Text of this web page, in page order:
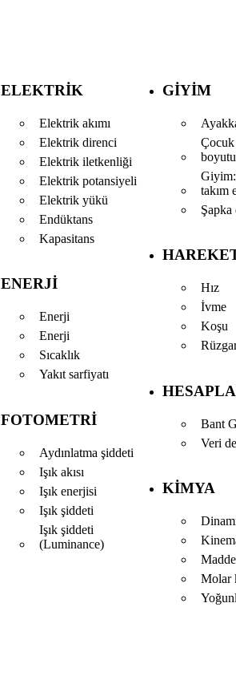
ELEKTRIK
Elektrik akımı
Elektrik direnci
Elektrik iletkenliği
Elektrik potansiyeli
Elektrik yükü
Endüktans
Kapasitans
ENERJI
Enerji
Enerji
Sıcaklık
Yakıt sarfiyatı
FOTOMETRI
Aydınlatma şiddeti
Işık akısı
Işık enerjisi
Işık şiddeti
Işık şiddeti
(Luminance)
GIYIM
Çocuk
boyutu
takım
Şapka
Hız
İvme
Koşu
Bant
Veri
KIMYA
Molar